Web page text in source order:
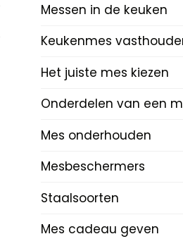
Messen in de keuken
Keukenmes
Het juiste mes kiezen
Onderdelen van een
Mes onderhouden
Mesbeschermers
Staalsoorten
Mes cadeau geven